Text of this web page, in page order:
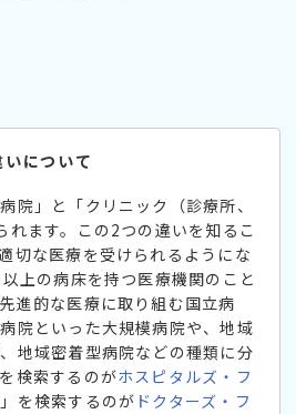
について
院」と「クリニック（診療所、
れます。この2つの違いを知るこ
切な医療を受けられるようにな
上の病床を持つ医療機関のこと
進的な医療に取り組む国立病
院といった大規模病院や、地域
地域密着型病院などの種類に分
検索するのがホスピタルズ・フ
を検索するのが ドクターズ・フ